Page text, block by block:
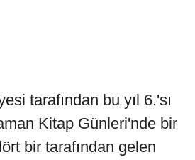
tarafından bu yıl 6.'sı
Kitap Günleri'nde bir
bir tarafından gelen